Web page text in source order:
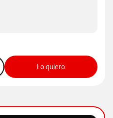
la tarifa Línea móvil 30GB
Lo quierobotón "Lo